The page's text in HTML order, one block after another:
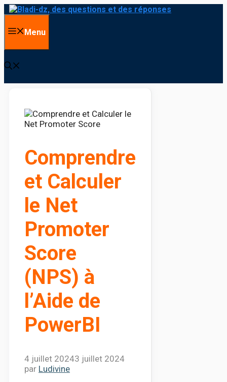
Aller
contenuMenu
Comprendre
et Calculer
le Net
Promoter
Score
(NPS) à
l’Aide de
PowerBI
4 juillet 20243 juillet 2024
par Ludivine